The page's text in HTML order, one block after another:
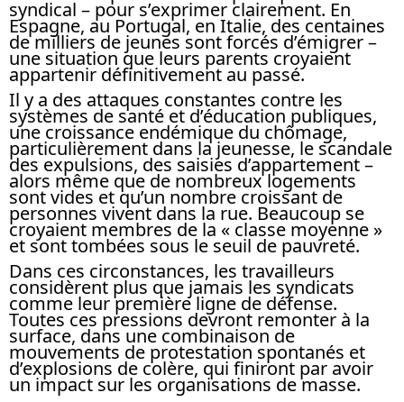
syndical – pour s’exprimer clairement. En
Espagne, au Portugal, en Italie, des centaines
de milliers de jeunes sont forcés d’émigrer –
une situation que leurs parents croyaient
appartenir définitivement au passé.
Il y a des attaques constantes contre les
systèmes de santé et d’éducation publiques,
une croissance endémique du chômage,
particulièrement dans la jeunesse, le scandale
des expulsions, des saisies d’appartement –
alors même que de nombreux logements
sont vides et qu’un nombre croissant de
personnes vivent dans la rue. Beaucoup se
croyaient membres de la « classe moyenne »
et sont tombées sous le seuil de pauvreté.
Dans ces circonstances, les travailleurs
considèrent plus que jamais les syndicats
comme leur première ligne de défense.
Toutes ces pressions devront remonter à la
surface, dans une combinaison de
mouvements de protestation spontanés et
d’explosions de colère, qui finiront par avoir
un impact sur les organisations de masse.